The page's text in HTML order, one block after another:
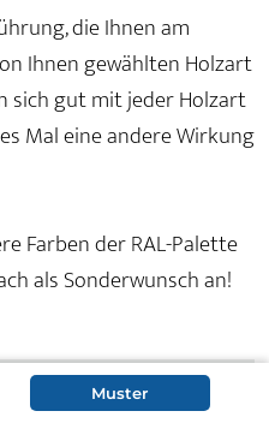
die Ihnen am
Ihnen gewählten Holzart
sich gut mit jeder Holzart
Mal eine andere Wirkung
Farben der RAL-Palette
als Sonderwunsch an!
Muster